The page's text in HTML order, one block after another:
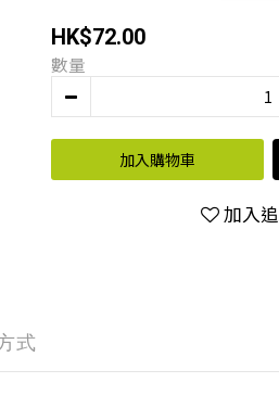
HK$72.00
數量
加入購物車
加入
式